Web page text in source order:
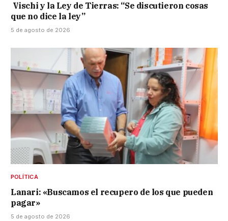
Vischi y la Ley de Tierras: “Se discutieron cosas
que no dice la ley”
5 de agosto de 2026
POLÍTICA
Lanari: «Buscamos el recupero de los que pueden
pagar»
5 de agosto de 2026